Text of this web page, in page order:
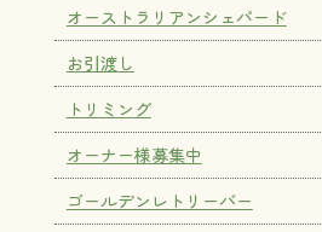
オーストラリアンシェパード
お引渡し
トリミング
オーナー様募集中
ゴールデンレトリーバー